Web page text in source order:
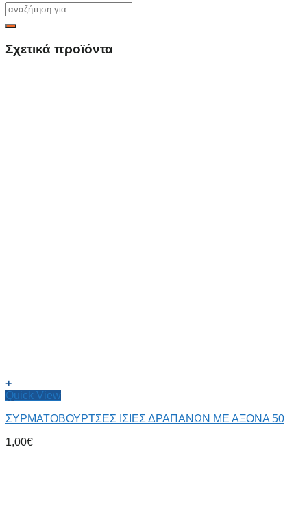
Σχετικά προϊόντα
+
Quick View
ΣΥΡΜΑΤΟΒΟΥΡΤΣΕΣ ΙΣΙΕΣ ΔΡΑΠΑΝΩΝ ΜΕ ΑΞΟΝΑ 50
1,00€